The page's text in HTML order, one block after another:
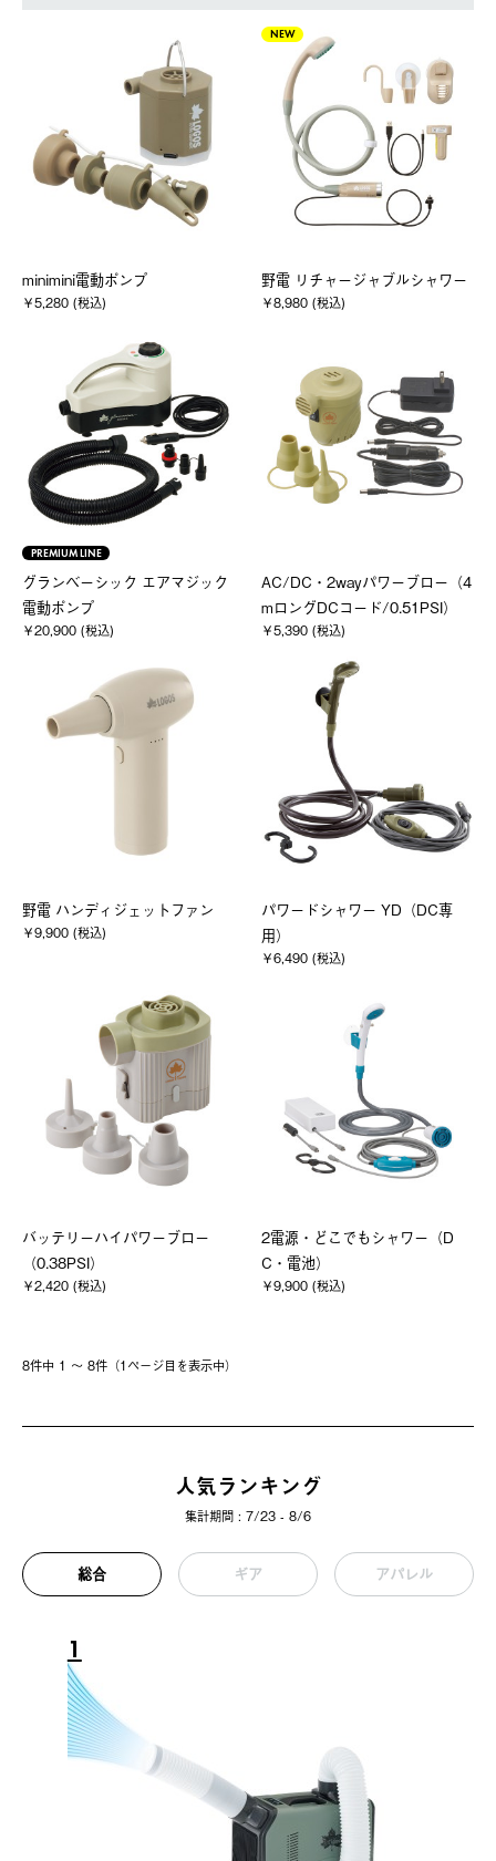
minimini電動ポンプ
￥5,280 (税込)
NEW
野電 リチャージャブルシャワー
￥8,980 (税込)
PREMIUM LINE
グランベーシック エアマジック
電動ポンプ
￥20,900 (税込)
AC/DC・2wayパワーブロー（4
mロングDCコード/0.51PSI）
￥5,390 (税込)
野電 ハンディジェットファン
￥9,900 (税込)
パワードシャワー YD（DC専
用）
￥6,490 (税込)
バッテリーハイパワーブロー
（0.38PSI）
￥2,420 (税込)
2電源・どこでもシャワー（D
C・電池）
￥9,900 (税込)
8件中 1 〜 8件（1ページ⽬を表⽰中）
人気ランキング
集計期間 : 7/23 - 8/6
総合 ギア アパレル
1